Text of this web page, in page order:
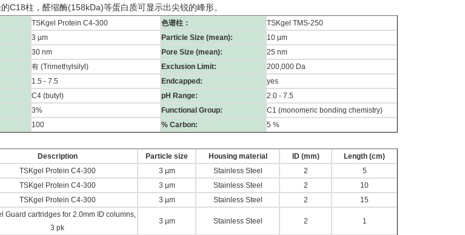
C18柱，醛缩酶(158kDa)等蛋白质可显示出尖锐的峰形。
TSKgel Protein C4-300 色谱柱：
TSKgel TMS-250
3 µm Particle Size (mean):
10 µm
30 nm Pore Size (mean):
25 nm
有 (Trimethylsilyl) Exclusion Limit:
200,000 Da
1.5 - 7.5 Endcapped:
yes
C4 (butyl) pH Range:
2.0 - 7.5
3% Functional Group:
C1 (monomeric bonding chemistry)
100 % Carbon: 5 %
Description Particle size Housing material ID (mm)
Length (cm)
TSKgel Protein C4-300 3 µm Stainless Steel 2
5
TSKgel Protein C4-300 3 µm Stainless Steel 2
10
TSKgel Protein C4-300 3 µm Stainless Steel 2 15
Guard cartridges for 2.0mm ID columns,
3 pk
3 µm Stainless Steel 2 1